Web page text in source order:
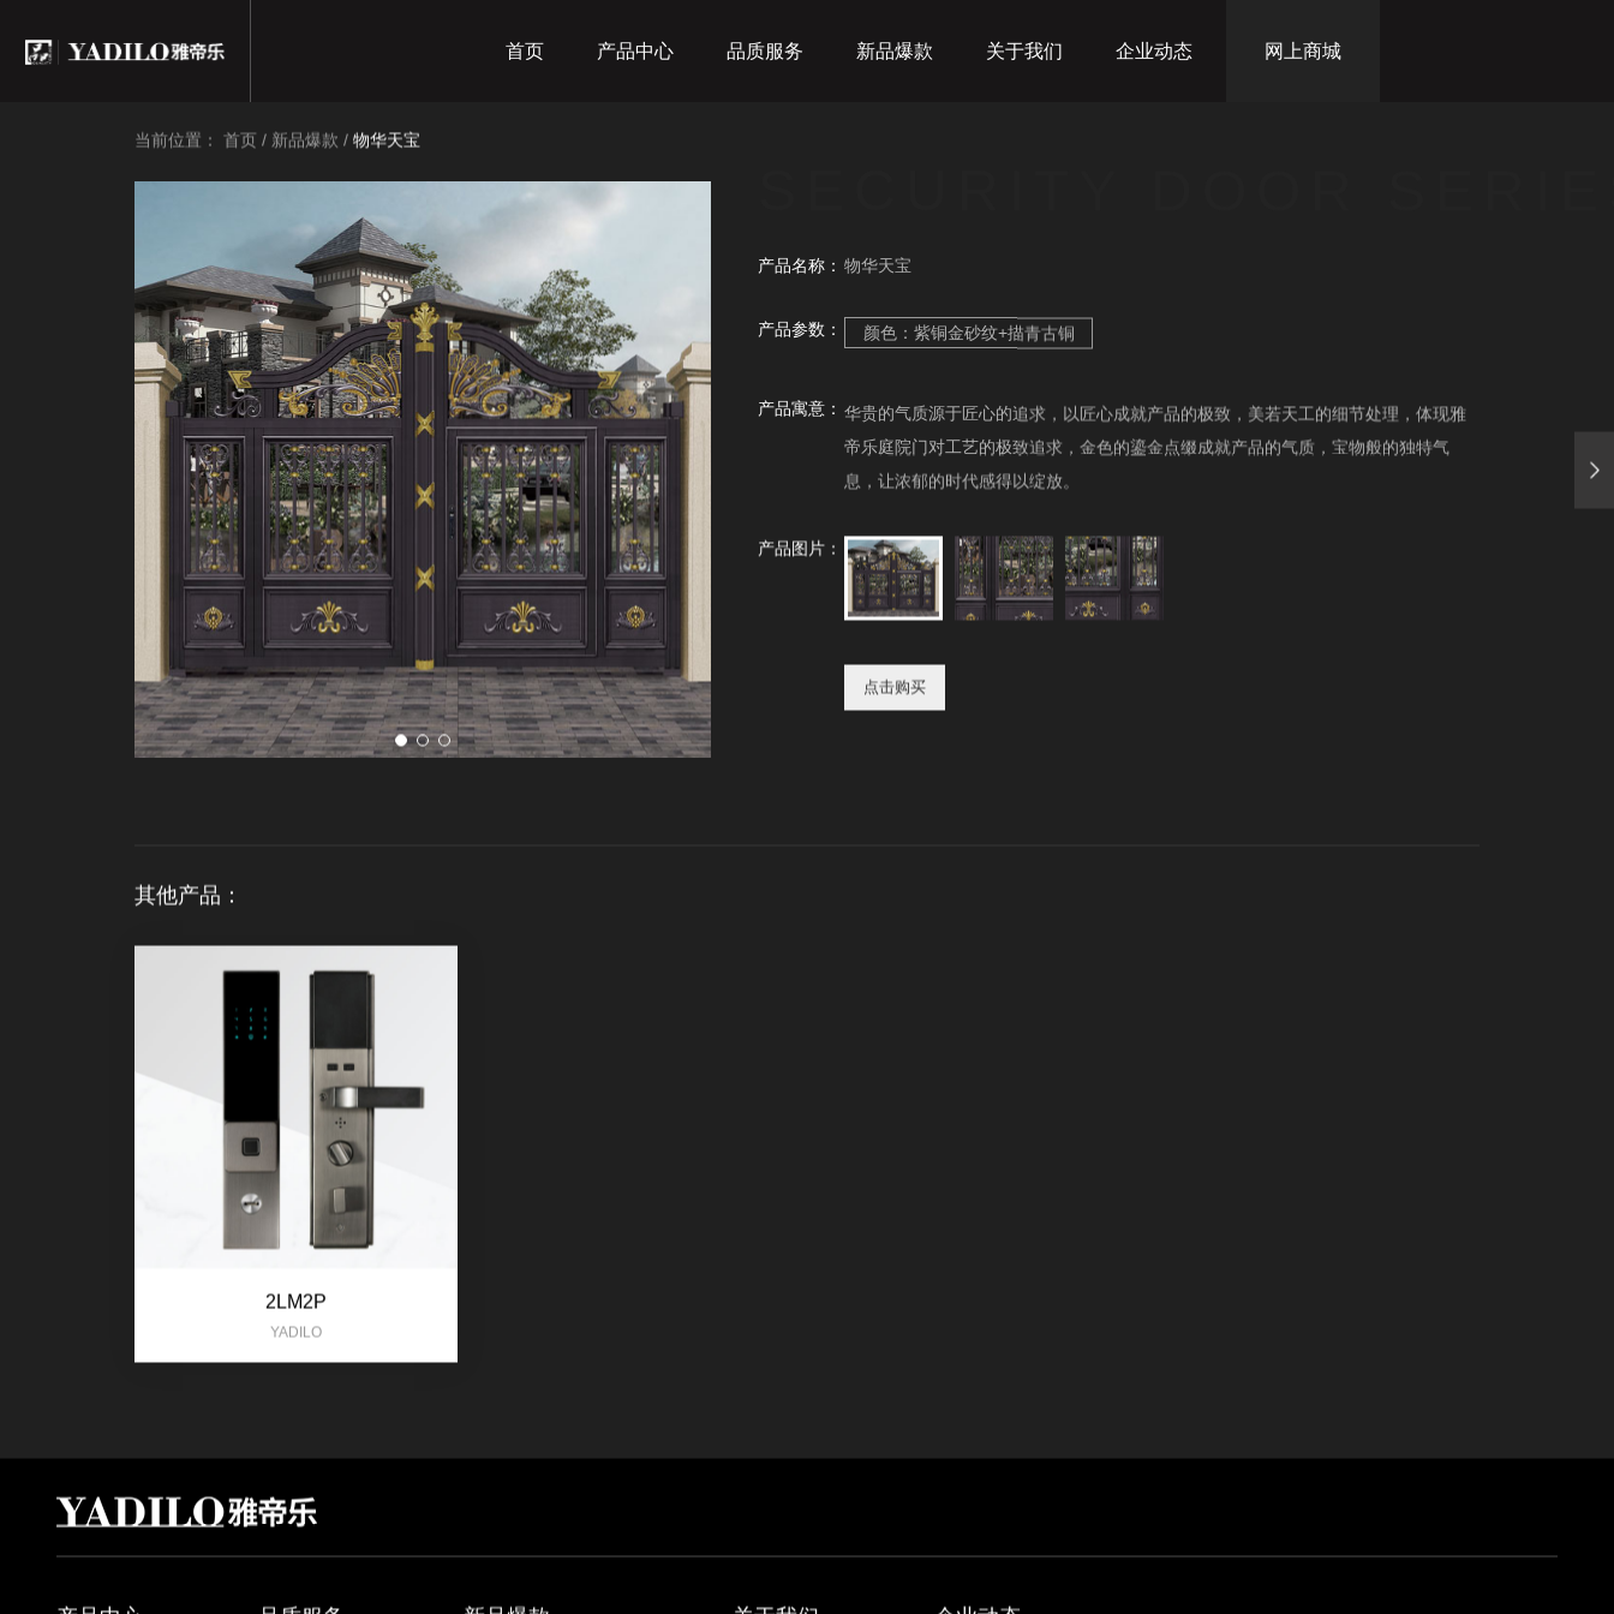
首页 产品中心 品质服务 新品爆款 关于我们 企业动态 网上商城
当前位置：首页 /新品爆款 /物华天宝
产品名称： 物华天宝
产品参数： 颜色：紫铜金砂纹+描青古铜
产品寓意： 华贵的气质源于匠心的追求，以匠心成就产品的极致，美若天工的细节处理，体现雅
帝乐庭院门对工艺的极致追求，金色的鎏金点缀成就产品的气质，宝物般的独特气
息，让浓郁的时代感得以绽放。
产品图片：
点击购买
其他产品：
2LM2P
YADILO